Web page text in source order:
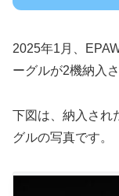
2025年1月、
ーグルが2機納入
下図は、納入され
グルの写真です。